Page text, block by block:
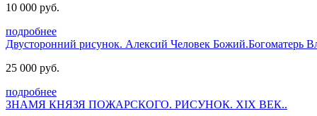
10 000 руб.
подробнее
Двусторонний рисунок. Алексий Человек Божий.Богоматерь
25 000 руб.
подробнее
ЗНАМЯ КНЯЗЯ ПОЖАРСКОГО. РИСУНОК. XIХ ВЕК..